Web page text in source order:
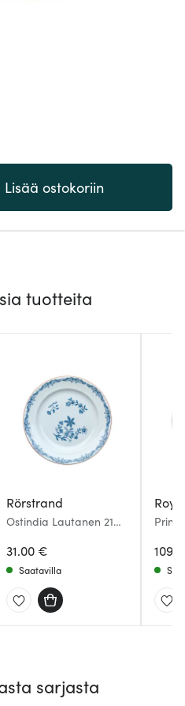
Lisää ostokoriin
tuotteita
Rörstrand
Ostindia Lautanen 21
31.00 €
Saatavilla
sarjasta